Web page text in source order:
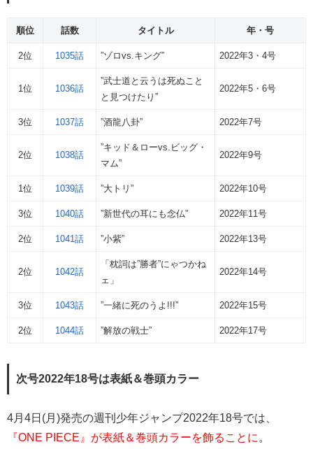
順位 話数 タイトル 年・号
2位 1035話 ”ゾロvs.キング” 2022年3・4号
1位 1036話
”武士道と云うは死ぬこと
と見つけたり”
2022年5・6号
3位 1037話 ”酒龍八卦” 2022年7号
2位 1038話
”キッド＆ローvs.ビッグ・
マム”
2022年9号
1位 1039話 ”大トリ” 2022年10号
3位 1040話 ”新世代の耳にも念仏” 2022年11号
2位 1041話 ”小紫” 2022年13号
2位 1042話
「枕詞は”勝者”にゃつかね
ェ」
2022年14号
3位 1043話 ”一緒に死のうよ!!!” 2022年15号
2位 1044話 ”解放の戦士” 2022年17号
次号2022年18号は表紙＆巻頭カラー
4月4日(月)発売の週刊少年ジャンプ2022年18号では、
『ONE PIECE』が表紙＆巻頭カラーを飾ることに 。